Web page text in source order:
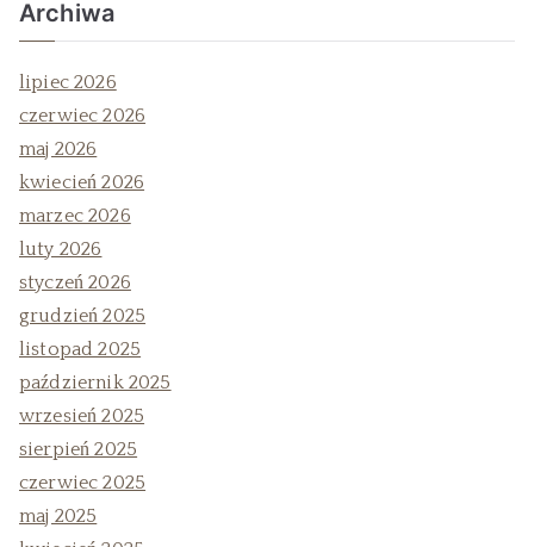
Archiwa
lipiec 2026
czerwiec 2026
maj 2026
kwiecień 2026
marzec 2026
luty 2026
styczeń 2026
grudzień 2025
listopad 2025
październik 2025
wrzesień 2025
sierpień 2025
czerwiec 2025
maj 2025